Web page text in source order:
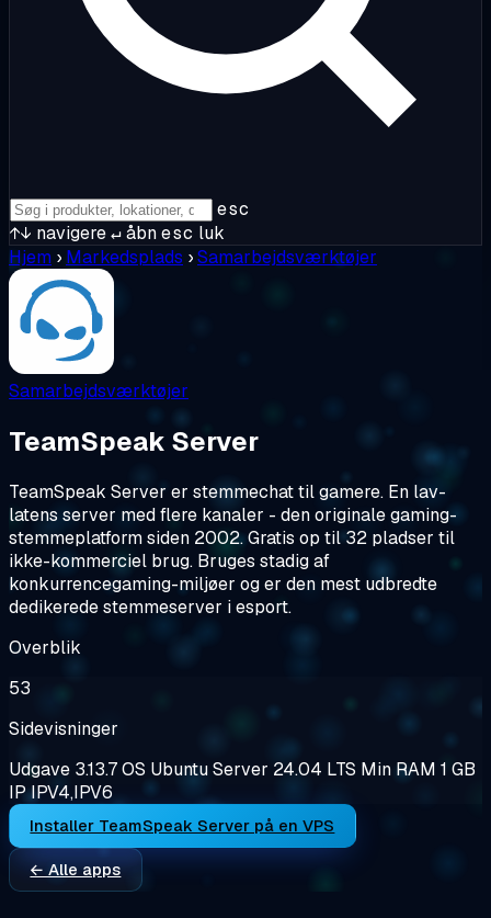
esc
↑↓ navigere↵åbnesc luk
Hjem › Markedsplads ›Samarbejdsværktøjer
Samarbejdsværktøjer
TeamSpeak Server
TeamSpeak Server er stemmechat til gamere. En lav-
latens server med flere kanaler - den originale gaming-
stemmeplatform siden 2002. Gratis op til 32 pladser til
ikke-kommerciel brug. Bruges stadig af
konkurrencegaming-miljøer og er den mest udbredte
dedikerede stemmeserver i esport.
Overblik
53
Sidevisninger
Udgave 3.13.7OS Ubuntu Server 24.04 LTS Min RAM 1 GB
IPIPV4,IPV6
Installer TeamSpeak Server på en VPS
← Alle apps